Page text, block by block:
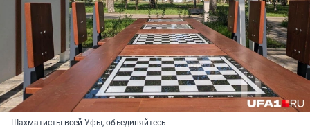
Шахматисты всей Уфы, объединяйтесь